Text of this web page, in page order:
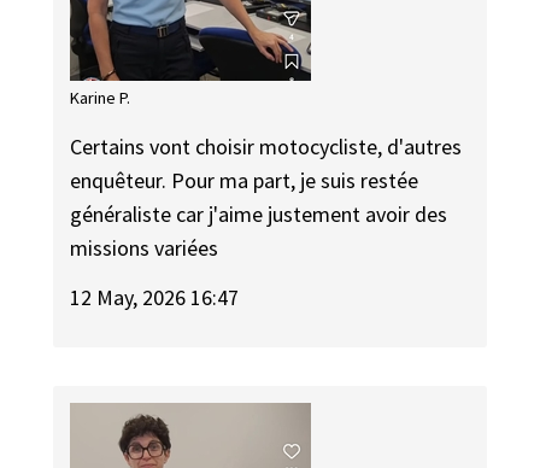
Karine P.
Certains vont choisir motocycliste, d'autres
enquêteur. Pour ma part, je suis restée
généraliste car j'aime justement avoir des
missions variées
12 May, 2026 16:47